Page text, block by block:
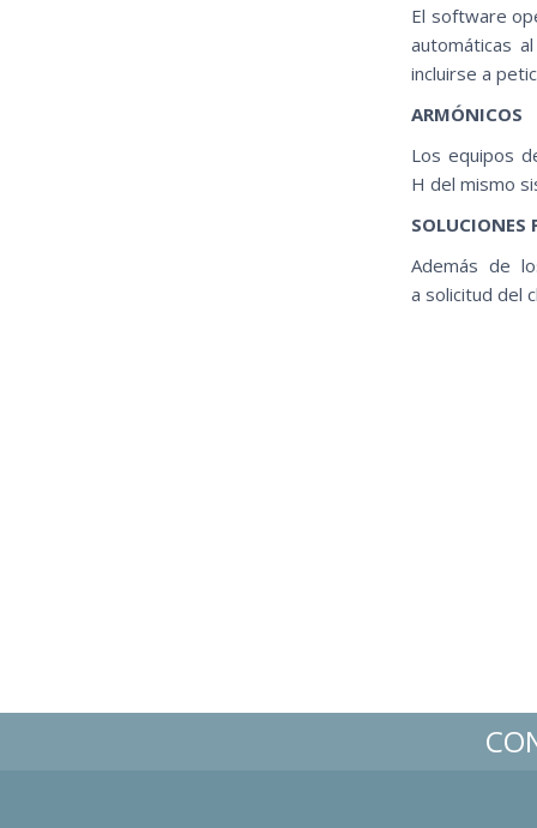
El software
automáticas
incluirse a
ARMÓNICOS
Los equipos
H del mismo
SOLUCIONES
Además de
a solicitud del